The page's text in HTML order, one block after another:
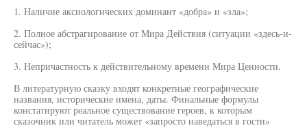
1. Наличие аксиологических доминант «добра» и «зла»;
2. Полное абстрагирование от Мира Действия (ситуации «здесь-и-
сейчас»);
3. Непричастность к действительному времени Мира Ценности.
В литературную сказку входят конкретные географические
названия, исторические имена, даты. Финальные формулы
констатируют реальное существование героев, к которым
сказочник или читатель может «запросто наведаться в гости»